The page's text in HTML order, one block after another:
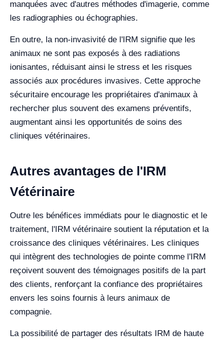
manquées avec d'autres méthodes d'imagerie, comme
les radiographies ou échographies.
En outre, la non-invasivité de l'IRM signifie que les
animaux ne sont pas exposés à des radiations
ionisantes, réduisant ainsi le stress et les risques
associés aux procédures invasives. Cette approche
sécuritaire encourage les propriétaires d'animaux à
rechercher plus souvent des examens préventifs,
augmentant ainsi les opportunités de soins des
cliniques vétérinaires.
Autres avantages de l'IRM
Vétérinaire
Outre les bénéfices immédiats pour le diagnostic et le
traitement, l'IRM vétérinaire soutient la réputation et la
croissance des cliniques vétérinaires. Les cliniques
qui intègrent des technologies de pointe comme l'IRM
reçoivent souvent des témoignages positifs de la part
des clients, renforçant la confiance des propriétaires
envers les soins fournis à leurs animaux de
compagnie.
La possibilité de partager des résultats IRM de haute